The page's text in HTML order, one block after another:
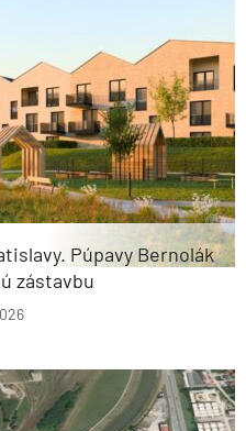
Púpavy Bernolák
zástavbu